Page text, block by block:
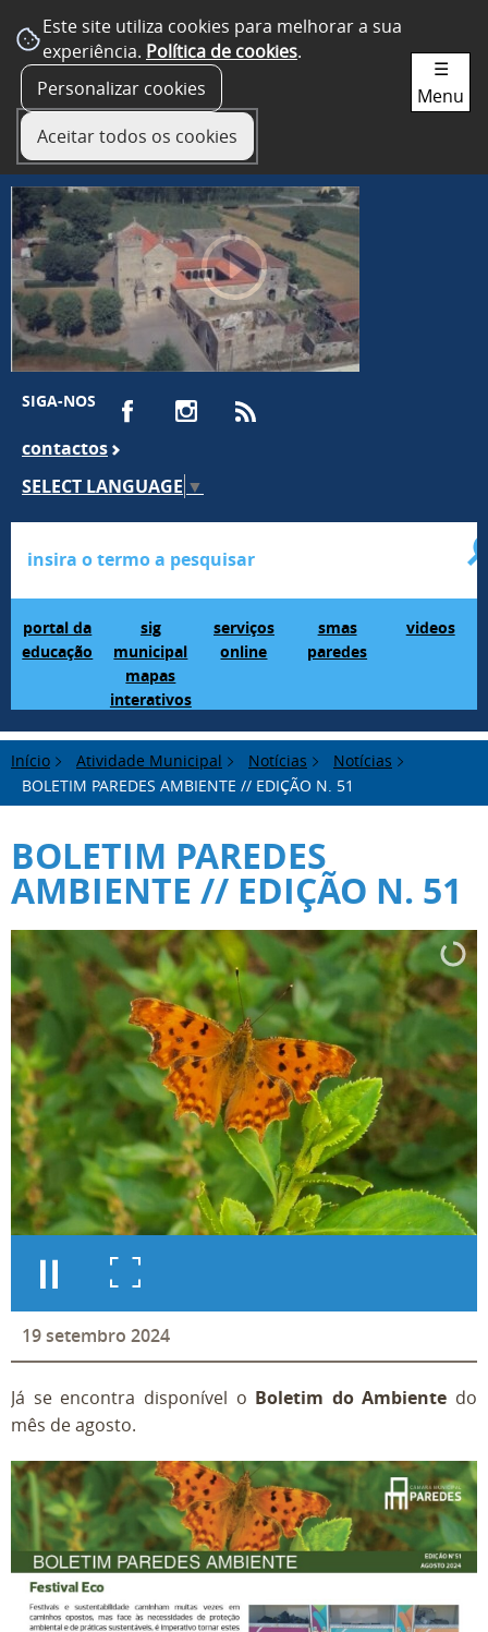
Este site utiliza cookies para melhorar a sua
experiência. Política de cookies.
Personalizar cookies
Aceitar todos os cookies
SIGA-NOS
contactos
SELECT LANGUAGE ▼
portal da
educação
sig
municipal
mapas
interativos
serviços
online
smas
paredes
videos
☰
Menu
Início Atividade Municipal Notícias
Notícias
BOLETIM PAREDES AMBIENTE // EDIÇÃO N. 51
BOLETIM PAREDES
AMBIENTE // EDIÇÃO N. 51
19setembro 2024
Já se encontra disponível o Boletim do Ambiente do
mês de agosto.